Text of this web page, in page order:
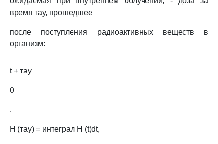
время тау, прошедшее
после поступления радиоактивных веществ в
организм:
t + тау
0
.
H (тау) = интеграл H (t)dt,